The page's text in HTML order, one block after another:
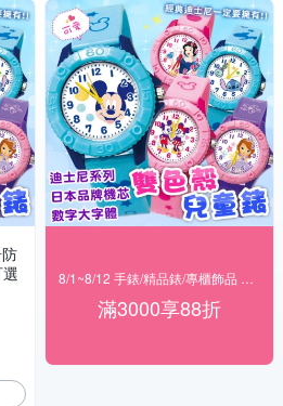
滿3000享88折